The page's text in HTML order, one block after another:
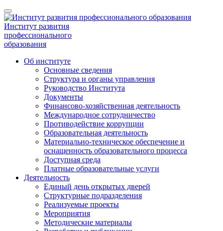
Институт развития
профессионального
образования
Об институте
Основные сведения
Структура и органы управления
Руководство Института
Документы
Финансово-хозяйственная деятельность
Международное сотрудничество
Противодействие коррупции
Образовательная деятельность
Материально-техническое обеспечение и
оснащенность образовательного процесса
Доступная среда
Платные образовательные услуги
Деятельность
Единый день открытых дверей
Структурные подразделения
Реализуемые проекты
Мероприятия
Методические материалы